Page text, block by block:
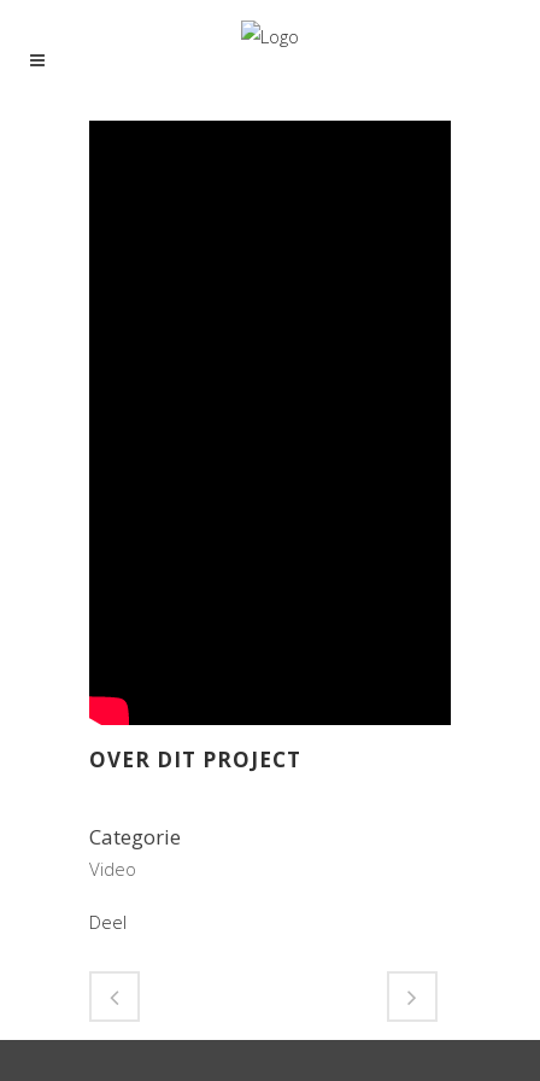
OVER DIT PROJECT
Categorie
Video
Deel